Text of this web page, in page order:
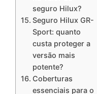
seguro Hilux?
Seguro Hilux GR-
Sport: quanto
custa proteger a
versão mais
potente?
Coberturas
essenciais para o